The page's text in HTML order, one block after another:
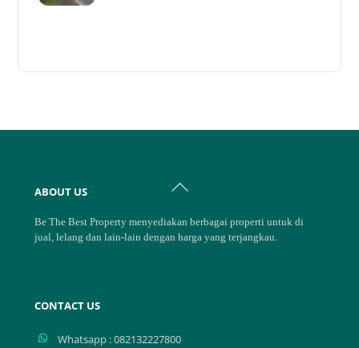
Back
ABOUT US
Be The Best Property menyediakan berbagai properti untuk di
jual, lelang dan lain-lain dengan harga yang terjangkau.
CONTACT US
Whatsapp : 082132227800